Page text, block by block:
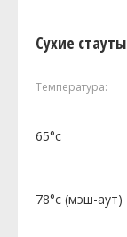
Сухие стауты
Температура:
65°c
78°c (мэш-аут)